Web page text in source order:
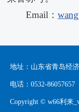
Email：
地址：山东省青岛经
电话：0532-
Copyright © w66利来